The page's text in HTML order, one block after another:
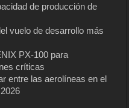
de producción de
vuelo de desarrollo más
PX-100 para
críticas
entre las aerolíneas en el